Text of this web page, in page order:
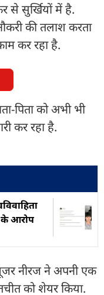
से सुर्खियों में है.
की तलाश करता
कर रहा है.
पिता को अभी भी
कर रहा है.
के आरोप
नीरज ने अपनी एक
को शेयर किया.